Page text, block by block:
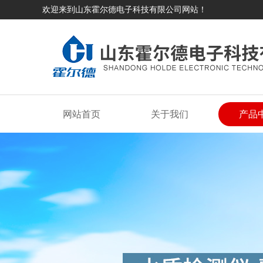
欢迎来到山东霍尔德电子科技有限公司网站！
网站首页 关于我们 产品